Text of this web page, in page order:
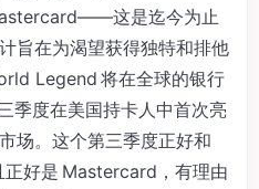
这是迄今为止
旨在为渴望获得独特和排他
Legend 将在全球的银行
季度在美国持卡人中首次亮
场。这个第三季度正好和
好是 Mastercard，有理由